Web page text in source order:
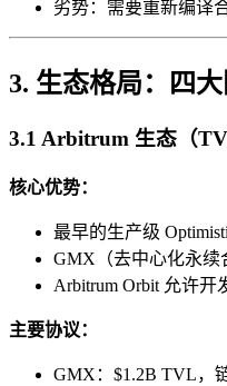
劣势：需要重新编译
3. 生态格局：四
3.1 Arbitrum 生态（
核心优势：
最早的生产级
GMX（去中心化永续
Arbitrum Orbit 允许
主要协议：
GMX：$1.2B TVL，